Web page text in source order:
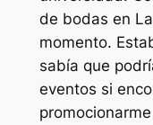
de bodas en
momento.
sabía que
eventos si